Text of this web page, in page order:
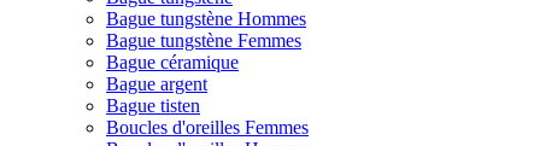
Bague tungstène Hommes
Bague tungstène Femmes
Bague céramique
Bague argent
Bague tisten
Boucles d'oreilles Femmes